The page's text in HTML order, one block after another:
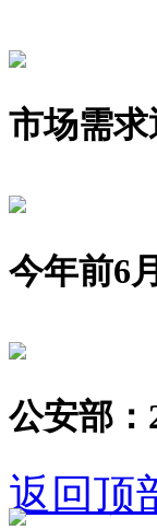
市场需求
今年前6
公安部：
返回顶